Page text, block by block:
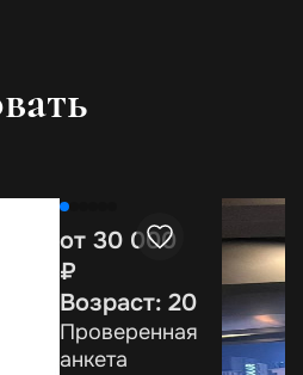
от 30 000
₽
Возраст: 20
Проверенная
анкета